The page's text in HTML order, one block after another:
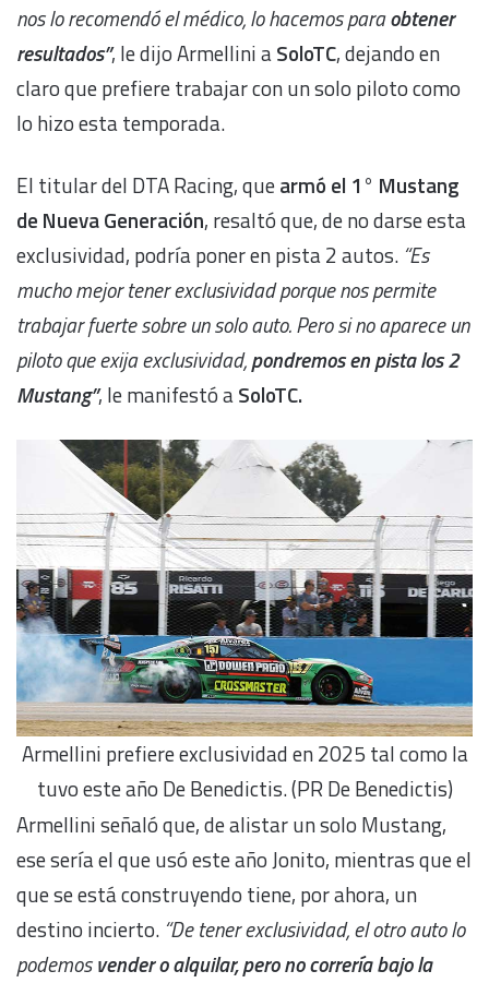
nos lo recomendó el médico, lo hacemos paraobtener
resultados”, le dijo Armellini aSoloTC, dejando en
claro que prefiere trabajar con un solo piloto como
lo hizo esta temporada.
El titular del DTA Racing, quearmó el 1° Mustang
de Nueva Generación, resaltó que, de no darse esta
exclusividad, podría poner en pista 2 autos. “Es
mucho mejor tener exclusividad porque nos permite
trabajar fuerte sobre un solo auto. Pero si no aparece un
piloto que exija exclusividad,pondremos en pista los 2
Mustang”, le manifestó aSoloTC.
Armellini prefiere exclusividad en 2025 tal como la
tuvo este año De Benedictis. (PR De Benedictis)
Armellini señaló que, de alistar un solo Mustang,
ese sería el que usó este año Jonito, mientras que el
que se está construyendo tiene, por ahora, un
destino incierto. “De tener exclusividad, el otro auto lo
podemosvender o alquilar, pero no correría bajo la